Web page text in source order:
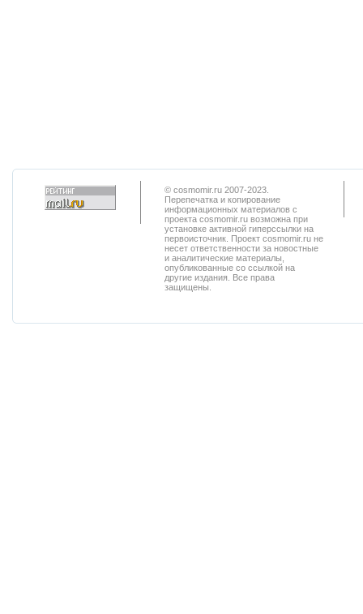
© cosmomir.ru 2007-2023.
Перепечатка и копирование
информационных материалов с
проекта cosmomir.ru возможна при
установке активной гиперссылки на
первоисточник. Проект cosmomir.ru не
несет ответственности за новостные
и аналитические материалы,
опубликованные со ссылкой на
другие издания. Все права
защищены.